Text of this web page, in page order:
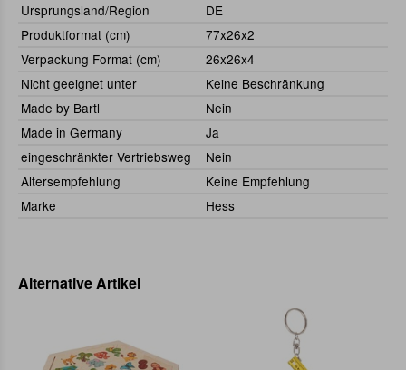
Ursprungsland/Region
DE
Produktformat (cm)
77x26x2
Verpackung Format (cm)
26x26x4
Nicht geeignet unter
Keine Beschränkung
Made by Bartl
Nein
Made in Germany
Ja
eingeschränkter Vertriebsweg
Nein
Altersempfehlung
Keine Empfehlung
Marke
Hess
Alternative Artikel